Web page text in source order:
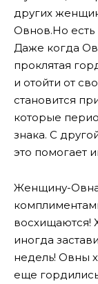
других
Овнов.Но есть
Даже когда
проклятая
и отойти от
становится
которые
знака. С
это помогает
Женщину-Овна
восхищаются!
иногда
недель! Овны
еще